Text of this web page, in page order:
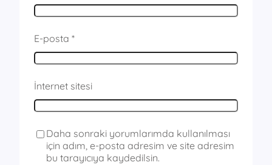
E-posta *
İnternet sitesi
Daha sonraki yorumlarımda kullanılması
için adım, e-posta adresim ve site adresim
bu tarayıcıya kaydedilsin.